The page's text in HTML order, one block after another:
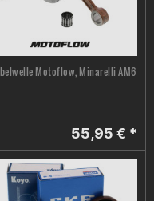
Motoflow, Minarelli AM6
55,95 € *